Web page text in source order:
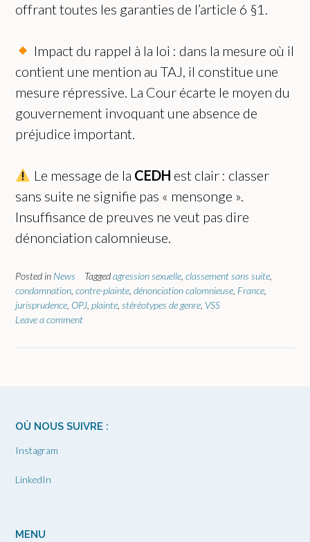
offrant toutes les garanties de l’article 6 §1.
Impact du rappel à la loi : dans la mesure où il
contient une mention au TAJ, il constitue une
mesure répressive. La Cour écarte le moyen du
gouvernement invoquant une absence de
préjudice important.
Le message de la CEDH est clair : classer
sans suite ne signifie pas « mensonge ».
Insuffisance de preuves ne veut pas dire
dénonciation calomnieuse.
Posted in News Taggedagression sexuelle classement sans suite
condamnation contre-plainte dénonciation calomnieuse France
jurisprudence OPJ plainte stéréotypes de genre VSS
Leave a comment
OÙ NOUS SUIVRE :
Instagram
LinkedIn
MENU